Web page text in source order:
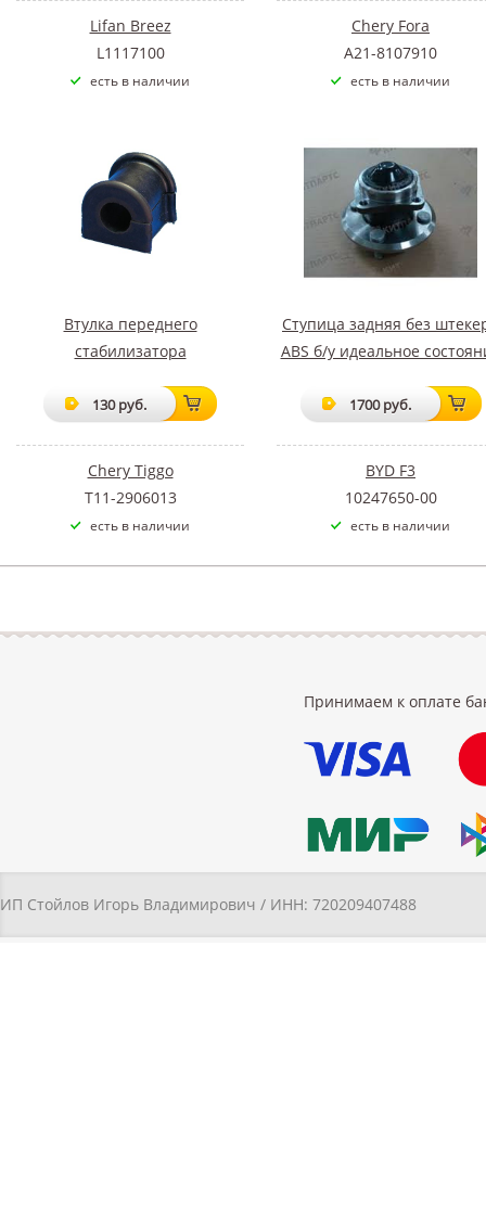
Lifan Breez
L1117100
есть в наличии
Chery Fora
A21-8107910
есть в наличии
Втулка переднего
стабилизатора
130 руб.
Chery Tiggo
T11-2906013
есть в наличии
Ступица задняя без
ABS б/у идеальное
1700 руб.
BYD F3
10247650-00
есть в наличии
Принимаем к оплате
ИП Стойлов Игорь Владимирович / ИНН: 720209407488